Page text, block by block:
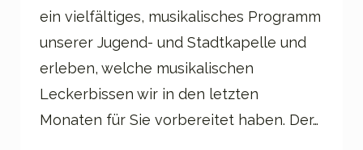
ein vielfältiges, musikalisches Programm
unserer Jugend- und Stadtkapelle und
erleben, welche musikalischen
Leckerbissen wir in den letzten
Monaten für Sie vorbereitet haben. Der…